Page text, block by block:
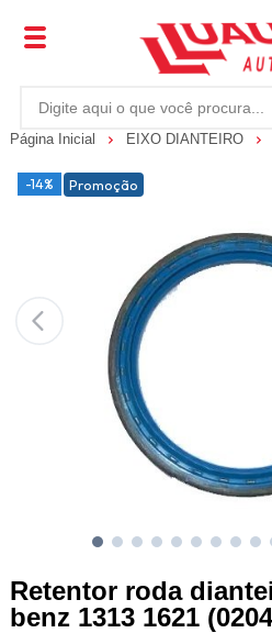
Página Inicial EIXO DIANTEIRO
-14% Promoção
Retentor roda
benz 1313 1621